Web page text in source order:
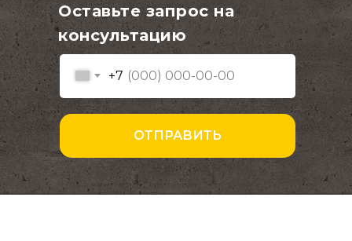
Оставьте запрос на
консультацию
+7
ОТПРАВИТЬ